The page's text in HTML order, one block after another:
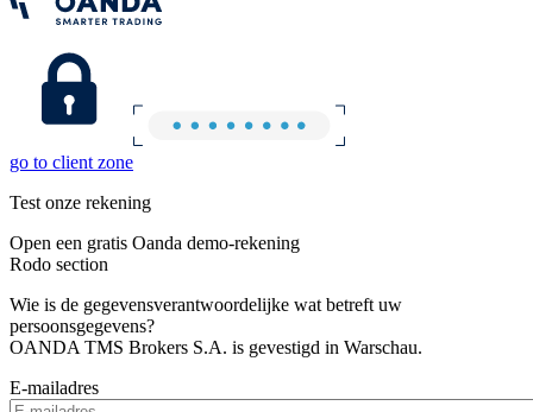
go to client zone
Test onze rekening
Open een gratis Oanda demo-rekening
Rodo section
Wie is de gegevensverantwoordelijke wat betreft uw
persoonsgegevens?
OANDA TMS Brokers S.A. is gevestigd in Warschau.
E-mailadres